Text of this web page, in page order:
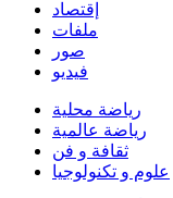
إقتصاد
ملفات
صور
فيديو
رياضة محلية
رياضة عالمية
ثقافة و فن
علوم و تكنولوجيا